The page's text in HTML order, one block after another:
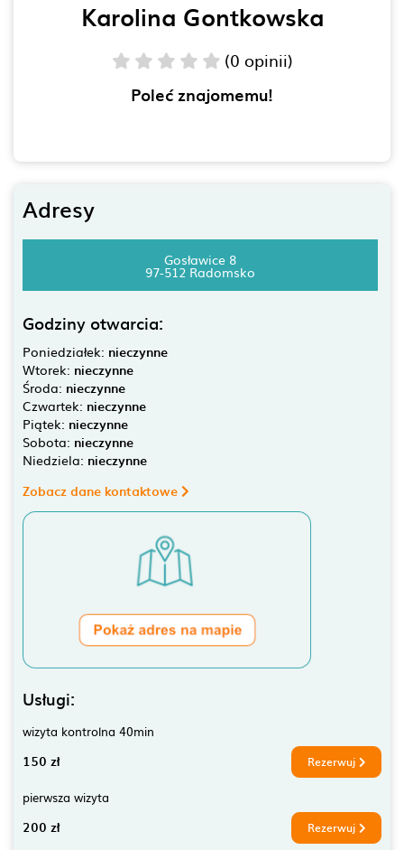
Karolina Gontkowska
(0 opinii)
Poleć znajomemu!
Adresy
Gosławice 8
97-512 Radomsko
Godziny otwarcia:
Poniedziałek: nieczynne
Wtorek: nieczynne
Środa: nieczynne
Czwartek: nieczynne
Piątek: nieczynne
Sobota: nieczynne
Niedziela: nieczynne
Zobacz dane kontaktowe
Usługi:
wizyta kontrolna 40min
150 zł Rezerwuj
pierwsza wizyta
200 zł Rezerwuj